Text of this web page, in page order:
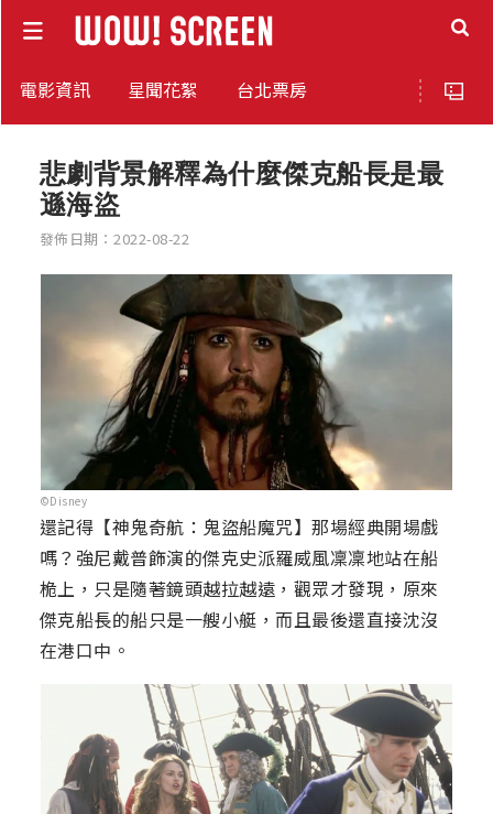
電影資訊 星聞花絮 台北票房
悲劇背景解釋為什麼傑克船長是最
遜海盜
發佈日期：2022-08-22
©Disney
還記得【神鬼奇航：鬼盜船魔咒】那場經典開場戲
嗎？強尼戴普飾演的傑克史派羅威風凜凜地站在船
桅上，只是隨著鏡頭越拉越遠，觀眾才發現，原來
傑克船長的船只是一艘小艇，而且最後還直接沈沒
在港口中。